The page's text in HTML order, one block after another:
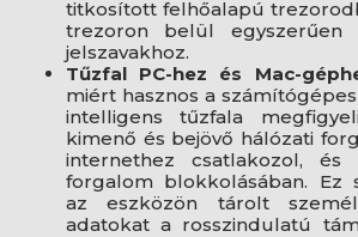
titkosított felhőalapú
trezoron belül egyszerűen
jelszavakhoz.
Tűzfal PC-hez és Mac-
miért hasznos a
intelligens tűzfala
kimenő és bejövő hálózati
internethez csatlakozol,
forgalom blokkolásában. Ez
az eszközön tárolt
adatokat a rosszindulatú